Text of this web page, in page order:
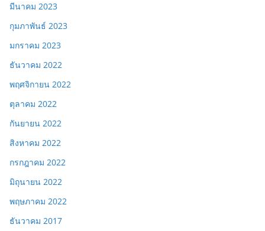
มีนาคม 2023
กุมภาพันธ์ 2023
มกราคม 2023
ธันวาคม 2022
พฤศจิกายน 2022
ตุลาคม 2022
กันยายน 2022
สิงหาคม 2022
กรกฎาคม 2022
มิถุนายน 2022
พฤษภาคม 2022
ธันวาคม 2017